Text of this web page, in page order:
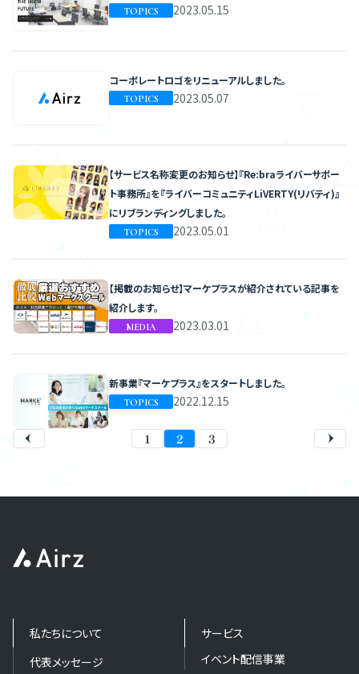
TOPICS
2023.05.15
コーポレートロゴをリニューアルしました。
TOPICS
2023.05.07
【サービス名称変更のお知らせ】『Re:braライバーサポー
ト事務所』を『ライバーコミュニティLiVERTY(リバティ)』
にリブランディングしました。
TOPICS
2023.05.01
【掲載のお知らせ】マーケプラスが紹介されている記事を
紹介します。
MEDIA
2023.03.01
新事業『マーケプラス』をスタートしました。
TOPICS
2022.12.15
ビ
シ
 1 2 3 
私たちについて
代表メッセージ
サービス
イベント配信事業